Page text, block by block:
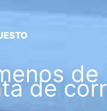
de
de